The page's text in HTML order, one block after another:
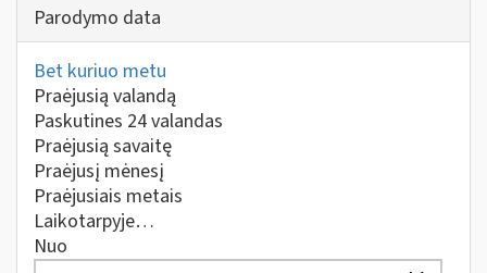
Parodymo data
Bet kuriuo metu
Praėjusią valandą
Paskutines 24 valandas
Praėjusią savaitę
Praėjusį mėnesį
Praėjusiais metais
Laikotarpyje…
Nuo